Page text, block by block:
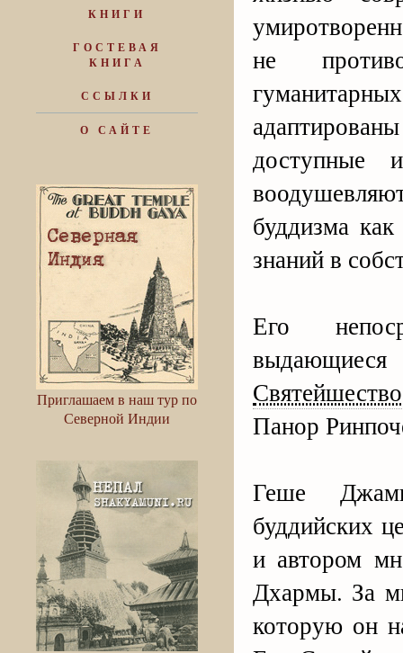
КНИГИ
ГОСТЕВАЯ
КНИГА
ССЫЛКИ
О САЙТЕ
Приглашаем в наш тур по
Северной Индии
не
буддизма
знаний в
Его
выдающиеся
Панор
Геше
буддийских
и автором
Дхармы. За
которую он